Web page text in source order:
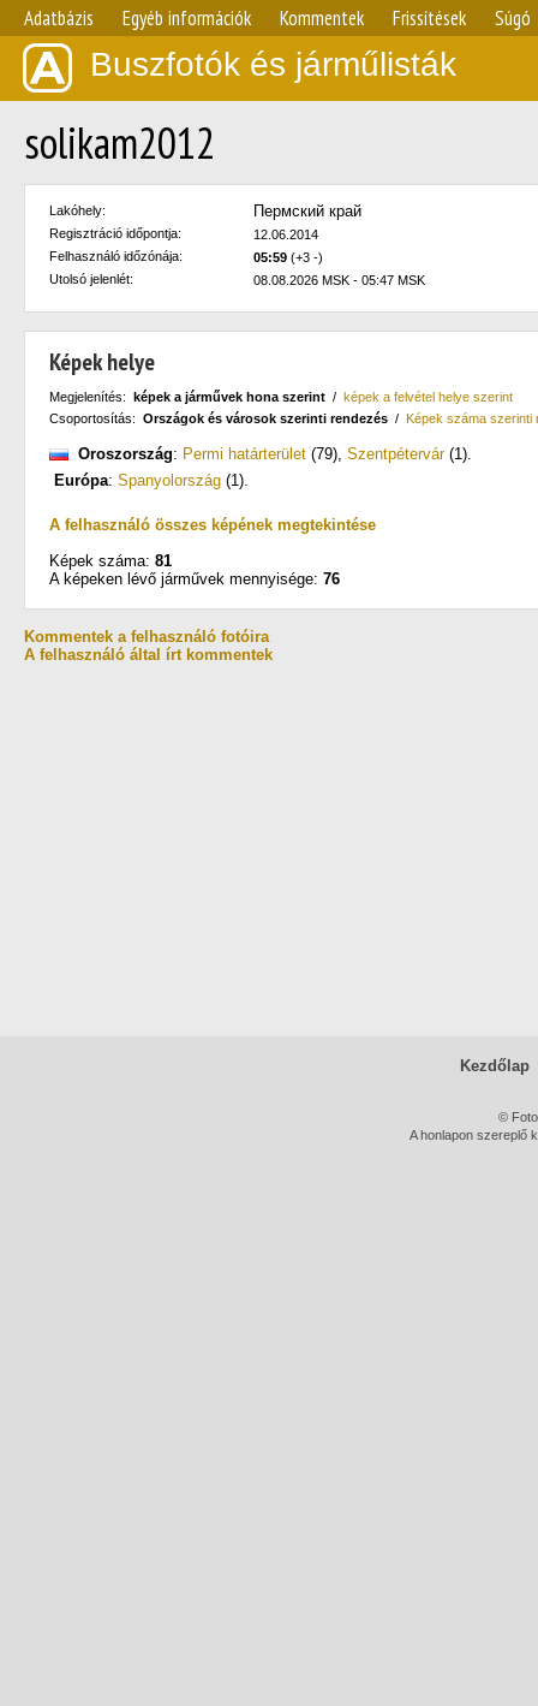
Adatbázis Egyéb információk Kommentek Frissítések Súgó
Buszfotók és járműlisták
solikam2012
Lakóhely: Пермский край
Regisztráció időpontja:
12.06.2014
Felhasználó időzónája:
05:59 (+3 -)
Utolsó jelenlét:
08.08.2026 MSK - 05:47 MSK
Képek helye
Megjelenítés: képek a járművek hona szerint / képek a felvétel helye szerint
Csoportosítás: Országok és városok szerinti rendezés / Képek száma szerinti
Oroszország: Permi határterület (79), Szentpétervár(1).
Európa: Spanyolország (1).
A felhasználó összes képének megtekintése
Képek száma: 81
A képeken lévő járművek mennyisége: 76
Kommentek a felhasználó fotóira
A felhasználó által írt kommentek
Kezdőlap
©
A honlapon szereplő